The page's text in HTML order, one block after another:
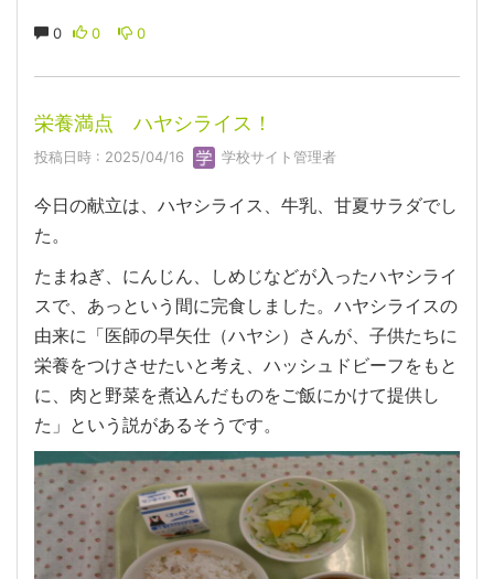
0 0 0
栄養満点 ハヤシライス！
投稿日時 : 2025/04/16 学校サイト管理者
今日の献立は、ハヤシライス、牛乳、甘夏サラダでし
た。
たまねぎ、にんじん、しめじなどが入ったハヤシライ
スで、あっという間に完食しました。ハヤシライスの
由来に「医師の早矢仕（ハヤシ）さんが、子供たちに
栄養をつけさせたいと考え、ハッシュドビーフをもと
に、肉と野菜を煮込んだものをご飯にかけて提供し
た」という説があるそうです。